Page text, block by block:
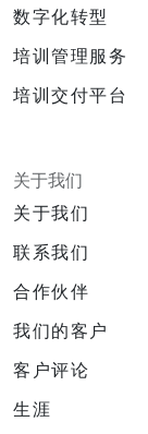
数字化转型
培训管理服务
培训交付平台
关于我们
关于我们
联系我们
合作伙伴
我们的客户
客户评论
生涯